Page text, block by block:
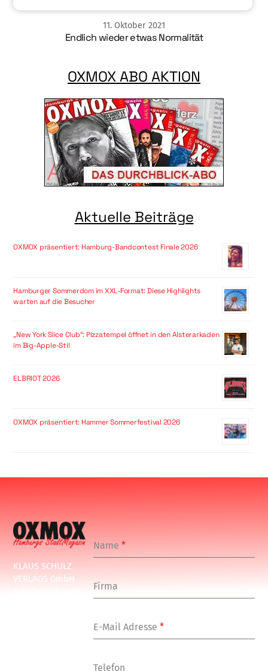
11. Oktober 2021
Endlich wieder etwas Normalität
OXMOX ABO AKTION
Aktuelle Beiträge
OXMOX präsentiert: Hamburg-Bandcontest Finale 2026
Hamburger Sommerdom im XXL-Format: Diese Highlights
warten auf die Besucher
„New York Slice Club“: Pizzatempel öffnet in den Alsterarkaden
im Big-Apple-Stil
ELBRIOT 2026
OXMOX präsentiert: Hammer Sommerfestival 2026
KLAUS SCHULZ
VERLAGS GmbH
Name*
Firma
E-Mail Adresse*
Telefon